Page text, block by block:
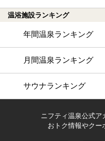
温浴施設ランキング
年間温泉ランキング
月間温泉ランキング
サウナランキング
ニフティ温泉公式ア
おトク情報やクー